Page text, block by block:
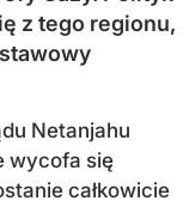
z tego regionu,
Netanjahu
wycofa się
całkowicie